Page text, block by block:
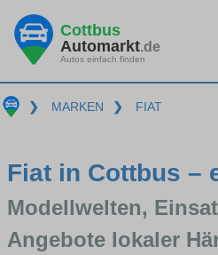
Cottbus
Automarkt.de
Autos einfach finden
❯ MARKEN ❯ FIAT
Fiat in Cottbus –
Modellwelten,
Angebote lokaler